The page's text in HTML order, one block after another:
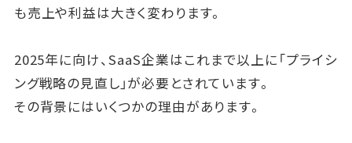
も売上や利益は大きく変わります。
2025年に向け、SaaS企業はこれまで以上に「プライシ
ング戦略の見直し」が必要とされています。
その背景にはいくつかの理由があります。